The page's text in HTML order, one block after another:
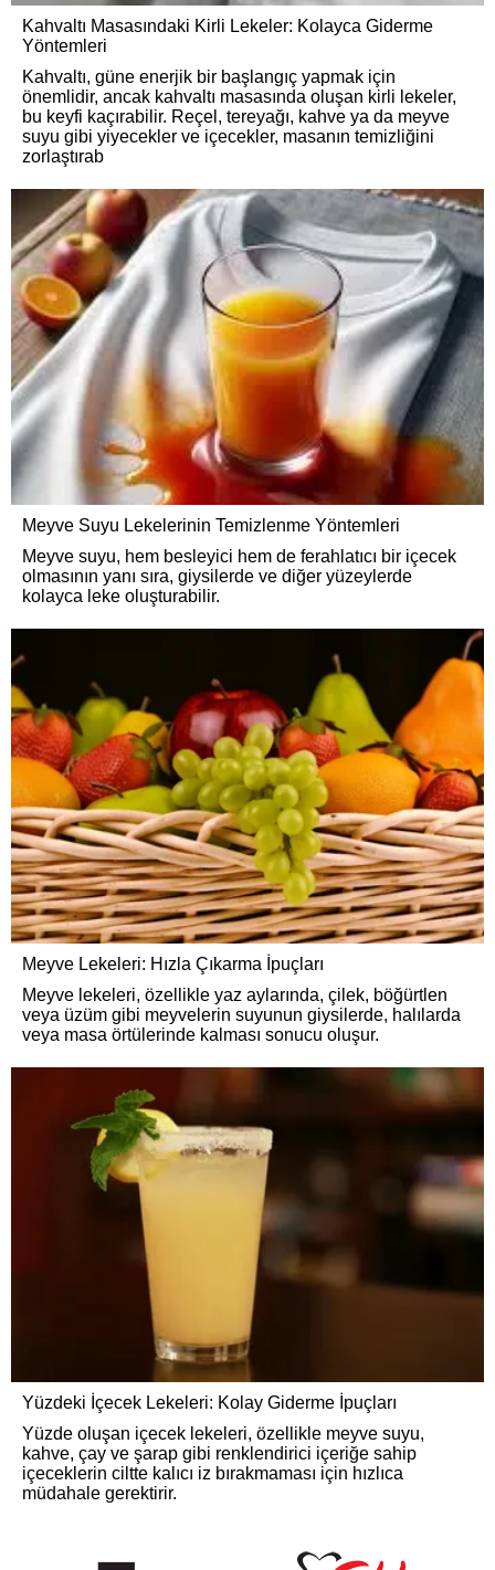
Kahvaltı Masasındaki Kirli Lekeler: Kolayca Giderme
Yöntemleri
Kahvaltı, güne enerjik bir başlangıç yapmak için
önemlidir, ancak kahvaltı masasında oluşan kirli lekeler,
bu keyfi kaçırabilir. Reçel, tereyağı, kahve ya da meyve
suyu gibi yiyecekler ve içecekler, masanın temizliğini
zorlaştırab
Meyve Suyu Lekelerinin Temizlenme Yöntemleri
Meyve suyu, hem besleyici hem de ferahlatıcı bir içecek
olmasının yanı sıra, giysilerde ve diğer yüzeylerde
kolayca leke oluşturabilir.
Meyve Lekeleri: Hızla Çıkarma İpuçları
Meyve lekeleri, özellikle yaz aylarında, çilek, böğürtlen
veya üzüm gibi meyvelerin suyunun giysilerde, halılarda
veya masa örtülerinde kalması sonucu oluşur.
Yüzdeki İçecek Lekeleri: Kolay Giderme İpuçları
Yüzde oluşan içecek lekeleri, özellikle meyve suyu,
kahve, çay ve şarap gibi renklendirici içeriğe sahip
içeceklerin ciltte kalıcı iz bırakmaması için hızlıca
müdahale gerektirir.